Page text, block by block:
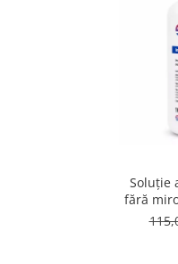
Soluție
fără